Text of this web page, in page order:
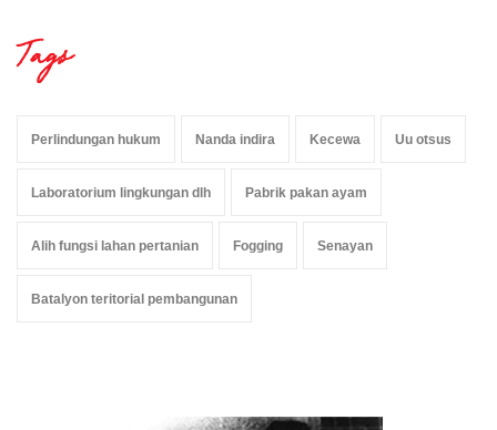
Tags
Perlindungan hukum Nanda indira Kecewa Uu otsus
Laboratorium lingkungan dlh Pabrik pakan ayam
Alih fungsi lahan pertanian Fogging Senayan
Batalyon teritorial pembangunan